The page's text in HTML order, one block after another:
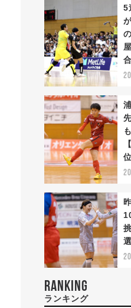
5
RANKING
ランキング